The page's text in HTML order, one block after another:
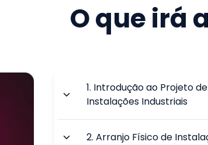
O que irá
1. Introdução ao Projeto
Instalações Industriais
2.Arranjo Físico de